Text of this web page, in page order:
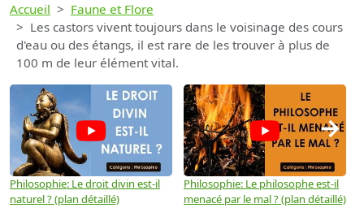
Accueil
Faune et Flore
Les castors vivent toujours dans le voisinage des cours
d'eau ou des étangs, il est rare de les trouver à plus de
100 m de leur élément vital.
Philosophie: Le droit divin est-il
naturel ? (plan détaillé)
Philosophie: Le philosophe est-il
menacé par le mal ? (plan détaillé)
→